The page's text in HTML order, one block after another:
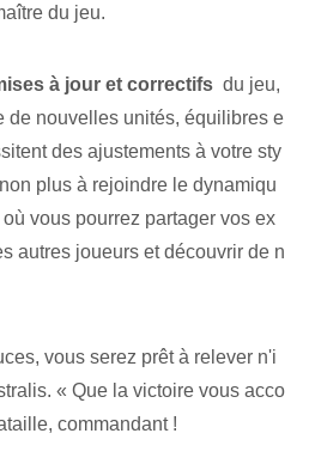
du jeu.
à jour et correctifs ⁢ du jeu,
de nouvelles unités, équilibres ⁣e
des ajustements à votre sty
plus à rejoindre le dynamiqu
où vous pourrez partager vos ex
autres joueurs et découvrir de n
vous serez prêt à relever n'i
« Que la victoire vous acco
commandant !